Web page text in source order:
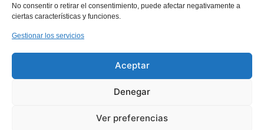
No consentir o retirar el consentimiento, puede afectar negativamente a
ciertas características y funciones.
Gestionar los servicios
Aceptar
Denegar
Ver preferencias
pueden aplicar en función de las necesidades y
características de cada empresa y proceso
productivo. Algunos de los más comunes son:
: Estos dispositivos verifican que el
proceso se haya realizado de manera
correcta antes de que el producto avance a
proceso se detiene y se corrige antes de